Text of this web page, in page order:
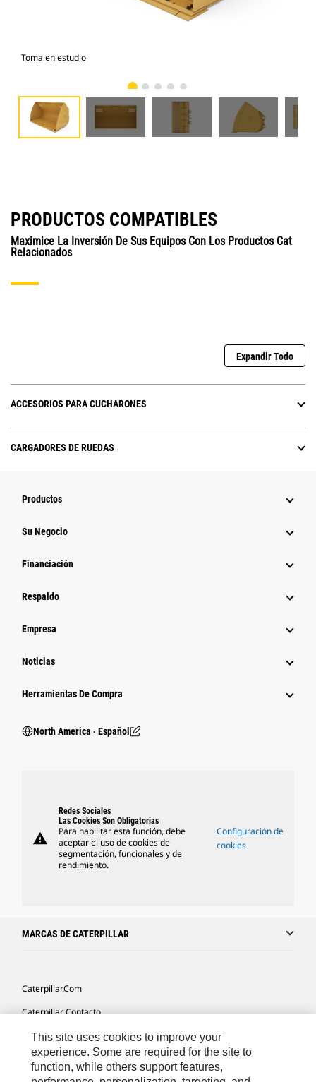
Toma en estudio
PRODUCTOS COMPATIBLES
Maximice La Inversión De Sus Equipos Con Los Productos Cat
Relacionados
Expandir Todo
ACCESORIOS PARA CUCHARONES
CARGADORES DE RUEDAS
Productos
Su Negocio
Financiación
Respaldo
Empresa
Noticias
Herramientas De Compra
North America ‧ Español
warning
Redes Sociales
Las Cookies Son Obligatorias
Para habilitar esta función, debe
aceptar el uso de cookies de
segmentación, funcionales y de
rendimiento.
Configuración de
cookies
MARCAS DE CATERPILLAR
Caterpillar.com
Caterpillar Contacto
Mis Preferencias De Marketing
Site Map
This site uses cookies to improve your
experience. Some are required for the site to
function, while others support features,